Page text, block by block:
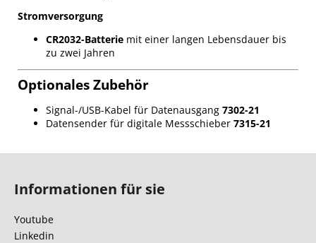
Stromversorgung
CR2032-Batterie mit einer langen Lebensdauer bis
zu zwei Jahren
Optionales Zubehör
Signal-/USB-Kabel für Datenausgang 7302-21
Datensender für digitale Messschieber 7315-21
Informationen für sie
Youtube
Linkedin